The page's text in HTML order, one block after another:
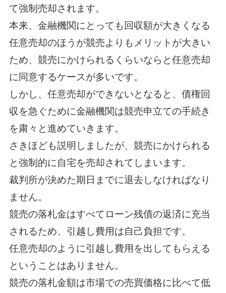
て強制売却されます。
本来、金融機関にとっても回収額が大きくなる
任意売却のほうが競売よりもメリットが大きい
ため、競売にかけられるくらいならと任意売却
に同意するケースが多いです。
しかし、任意売却ができないとなると、債権回
収を急ぐために金融機関は競売申立ての手続き
を粛々と進めていきます。
さきほども説明しましたが、競売にかけられる
と強制的に自宅を売却されてしまいます。
裁判所が決めた期日までに退去しなければなり
ません。
競売の落札金はすべてローン残債の返済に充当
されるため、引越し費用は自己負担です。
任意売却のように引越し費用を出してもらえる
ということはありません。
競売の落札金額は市場での売買価格に比べて低